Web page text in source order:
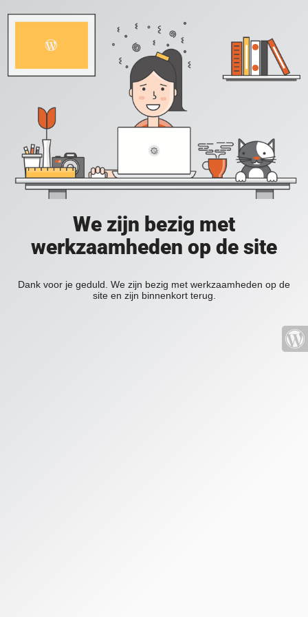
We zijn bezig met
werkzaamheden op de site
Dank voor je geduld. We zijn bezig met werkzaamheden op de
site en zijn binnenkort terug.